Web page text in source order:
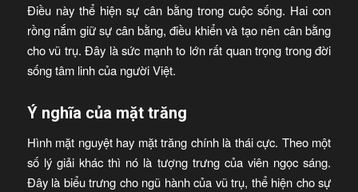
Điều này thể hiện sự cân bằng trong cuộc sống. Hai con
rồng nắm giữ sự cân bằng, điều khiển và tạo nên cân bằng
cho vũ trụ. Đây là sức mạnh to lớn rất quan trọng trong đời
sống tâm linh của người Việt.
Ý nghĩa của mặt trăng
Hình mặt nguyệt hay mặt trăng chính là thái cực. Theo một
số lý giải khác thì nó là tượng trưng của viên ngọc sáng.
Đây là biểu trưng cho ngũ hành của vũ trụ, thể hiện cho sự